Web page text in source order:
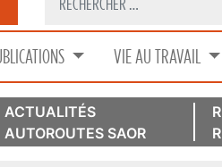
VIE AU TRAVAIL
ACTUALITÉS
AUTOROUTES SAOR